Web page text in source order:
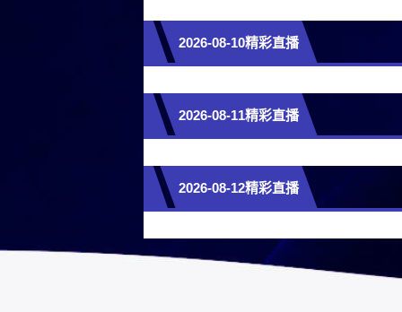
2026-08-10精彩直播
2026-08-11精彩直播
2026-08-12精彩直播